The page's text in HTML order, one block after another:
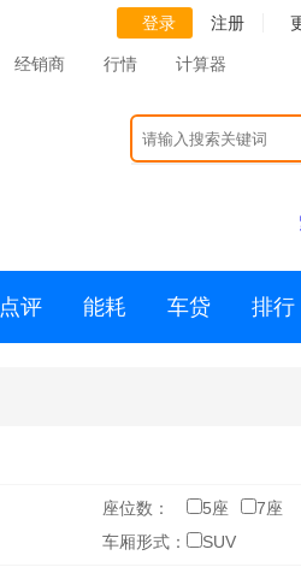
登录 注册
经销商 行情 计算器
点评 能耗 车贷 排行
座位数： 5座
7座
车厢形式： SUV